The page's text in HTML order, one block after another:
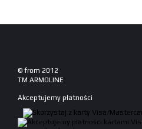
© from 2012
TM ARMOLINE
Akceptujemy płatności